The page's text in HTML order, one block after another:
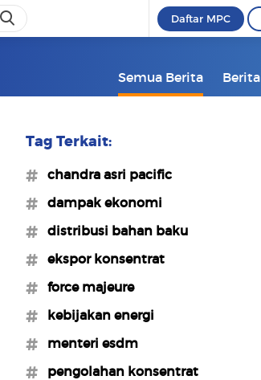
Daftar MPC
Semua Berita Berita
Tag Terkait:
#chandra asri pacific
#dampak ekonomi
#distribusi bahan baku
#ekspor konsentrat
#force majeure
#kebijakan energi
#menteri esdm
#pengolahan konsentrat